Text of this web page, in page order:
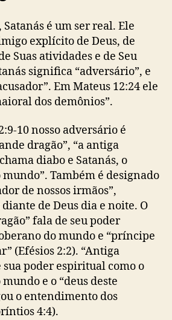
s
é um ser real. Ele
explícito de Deus, de
Suas atividades e de Seu
significa “adversário”, e
Em Mateus 12:24 ele
dos demônios”.
10 nosso adversário é
dragão”, “a antiga
diabo e Satanás, o
mundo”. Também é designado
de nossos irmãos”,
de Deus dia e noite. O
fala de seu poder
do mundo e “príncipe
(Efésios 2:2). “Antiga
sua poder espiritual como o
e o “deus deste
o entendimento dos
4:4).